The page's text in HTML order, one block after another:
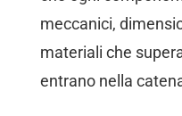
meccanici,
materiali che
entrano nella